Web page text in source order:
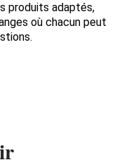
produits adaptés,
où chacun peut